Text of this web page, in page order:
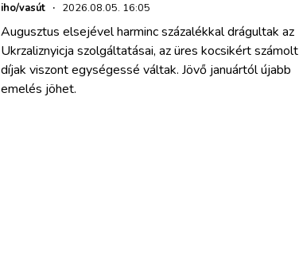
iho/vasút · 2026.08.05. 16:05
Augusztus elsejével harminc százalékkal drágultak az
Ukrzaliznyicja szolgáltatásai, az üres kocsikért számolt
díjak viszont egységessé váltak. Jövő januártól újabb
emelés jöhet.